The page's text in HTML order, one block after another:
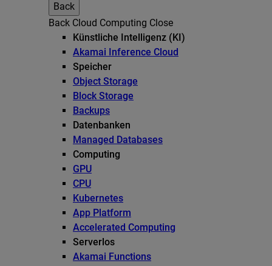
Back
Back Cloud Computing Close
Künstliche Intelligenz (KI)
Akamai Inference Cloud
Speicher
Object Storage
Block Storage
Backups
Datenbanken
Managed Databases
Computing
GPU
CPU
Kubernetes
App Platform
Accelerated Computing
Serverlos
Akamai Functions